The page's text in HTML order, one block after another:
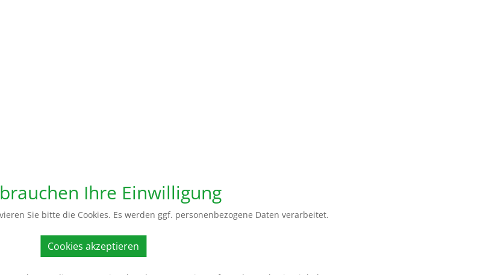
Ihre Einwilligung
Sie bitte die Cookies. Es werden ggf. personenbezogene Daten verarbeitet.
Cookies akzeptieren